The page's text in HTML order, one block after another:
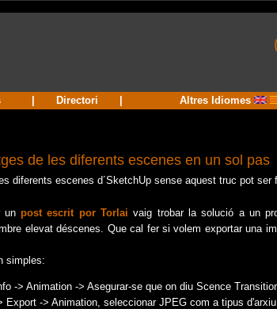
Directori Altres Idiomes
de les diferents escenes en un sol pas
diferents escenes d´SketchUp sense aquest truc pot ser
unpost escrit por Torlai vaig trobar la solució a un
elevat déscenes. Que cal fer si volem exportar una
simples:
-> Animation -> Asegurar-se que on diu Scence
Export -> Animation, seleccionar JPEG com a tipus d'arxiu.